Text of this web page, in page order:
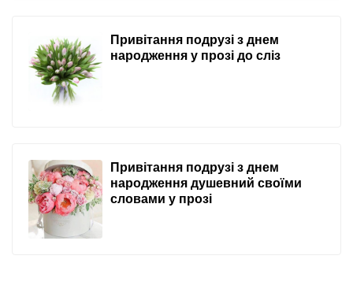
Привітання подрузі з днем
народження у прозі до сліз
Привітання подрузі з днем
народження душевний своїми
словами у прозі